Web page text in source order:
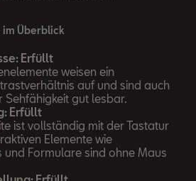
Überblick
Erfüllt
weisen ein
auf und sind auch
Sehfähigkeit gut lesbar.
Erfüllt
ist vollständig mit der Tastatur
Elemente wie
und Formulare sind ohne Maus